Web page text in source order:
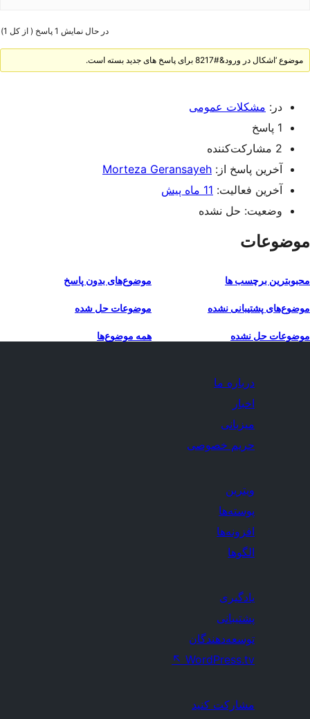
در حال نمایش 1 پاسخ ( از کل 1)
موضوع ‘اشکال در ورود&#8217 برای پاسخ های جدید بسته است.
در: مشکلات عمومی
1 پاسخ
2 مشارکت‌کننده
آخرین پاسخ از: Morteza Geransayeh
آخرین فعالیت: 11 ماه پیش
وضعیت: حل نشده
موضوعات
محبوبترین برچسب ها موضوع‌های بدون پاسخ
موضوع‌های پشتیبانی نشده موضوعات حل شده
موضوعات حل نشده همه موضوع‌ها
درباره ما
اخبار
میزبانی
حریم خصوصی
ویترین
پوسته‌ها
افزونه‌ها
الگوها
یادگیری
پشتیبانی
توسعه‌دهندگان
WordPress.tv
↖
مشارکت کنید